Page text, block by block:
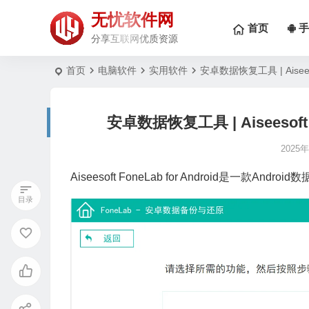
无忧软件网
分享互联网优质资源
首页
首页 电脑软件 实用软件 安卓数据恢复工具 |
安卓数据恢复工具 |
2025
Aiseesoft FoneLab for Android是一款Android数